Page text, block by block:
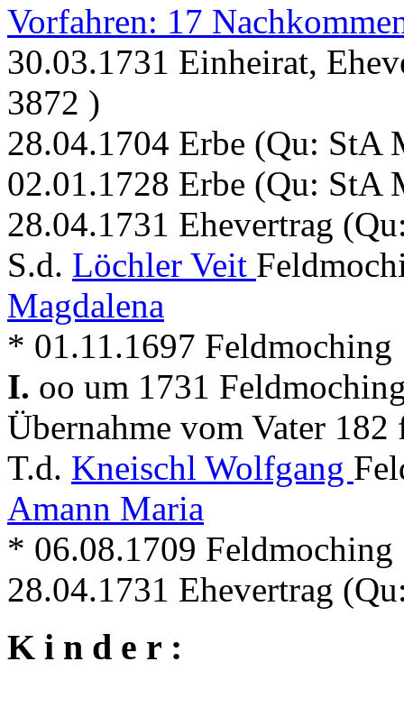
Vorfahren: 17
30.03.1731 Einheirat,
3872 )
28.04.1704 Erbe (Qu: StA
02.01.1728 Erbe (Qu: StA
28.04.1731 Ehevertrag
S.d. Löchler Veit
Magdalena
* 01.11.1697 Feldmoching
I. oo um 1731
Übernahme vom Vater
T.d. Kneischl Wolfgang
Amann Maria
* 06.08.1709 Feldmoching
28.04.1731 Ehevertrag
K i n d e r :